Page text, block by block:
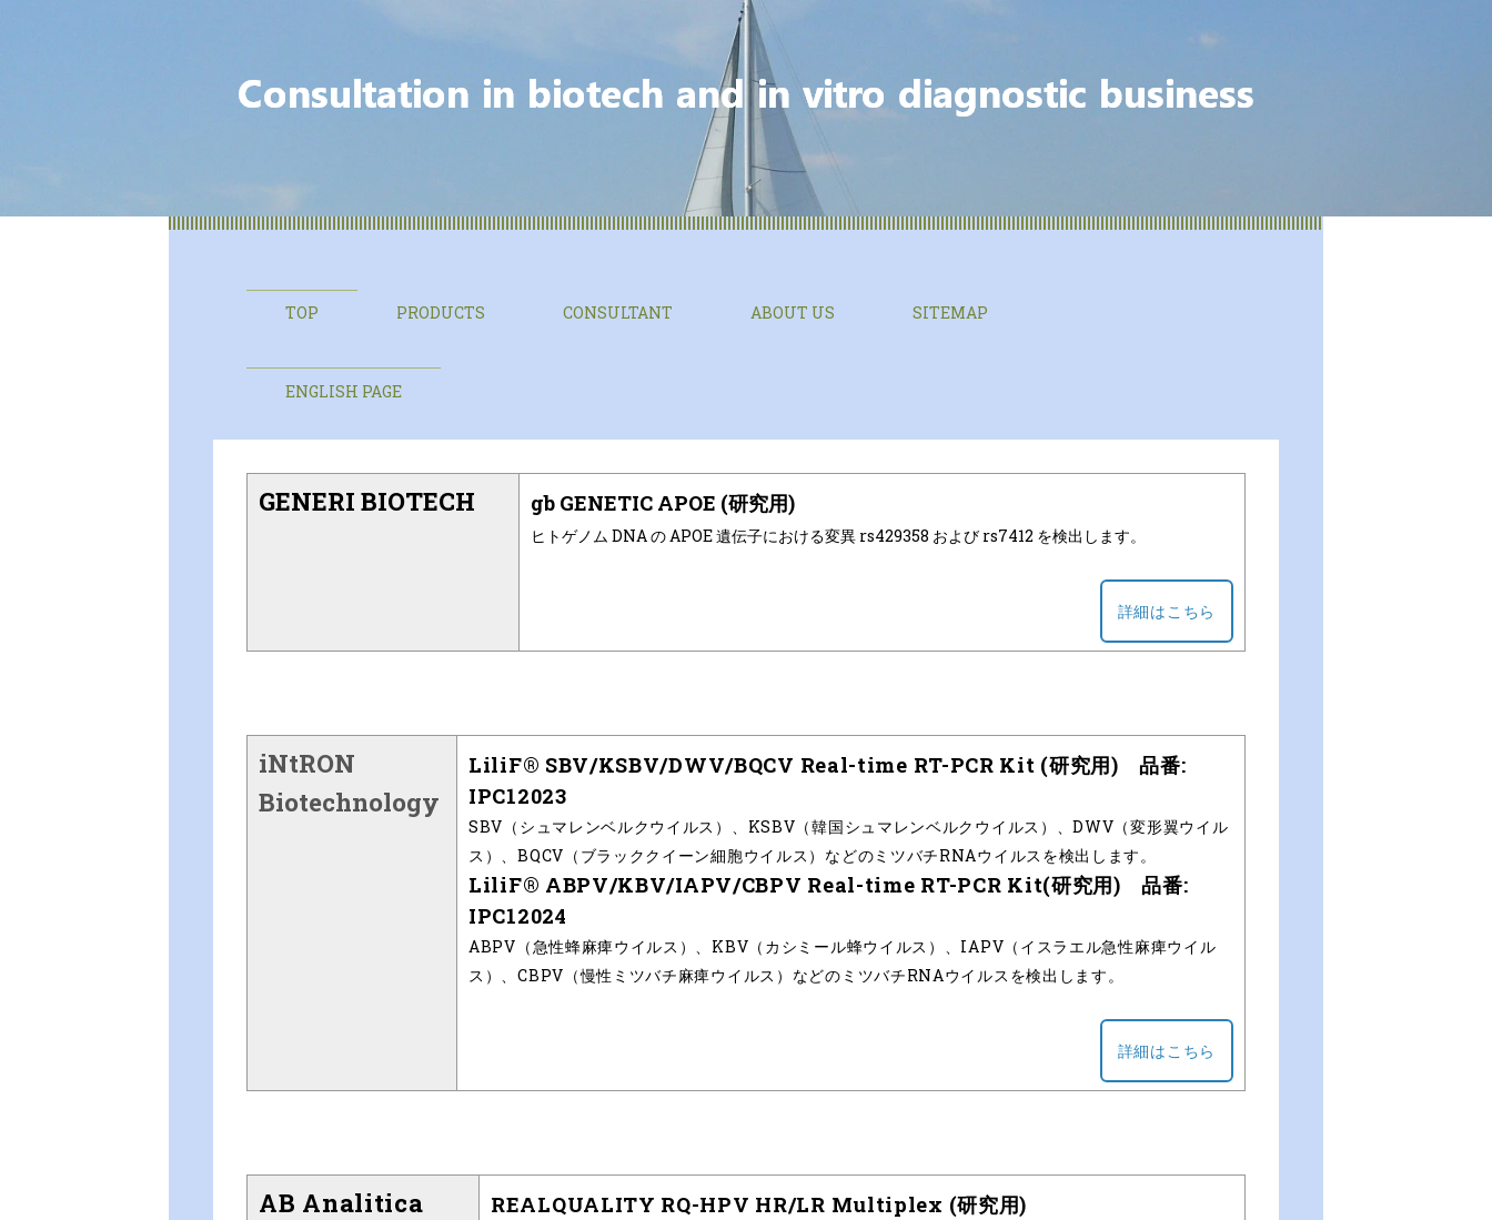
TOP PRODUCTS CONSULTANT ABOUT US SITEMAP
ENGLISH PAGE
GENERI BIOTECH gb GENETIC APOE (研究用)
ヒトゲノム DNA の APOE 遺伝子における変異 rs429358 および rs7412 を検出します。
詳細はこちら
iNtRON
Biotechnology
LiliF® SBV/KSBV/DWV/BQCV Real-time RT-PCR Kit (研究用) 品番:
IPC12023
SBV（シュマレンベルクウイルス）、KSBV（韓国シュマレンベルクウイルス）、DWV（変形翼ウイル
ス）、BQCV（ブラッククイーン細胞ウイルス）などのミツバチRNAウイルスを検出します。
LiliF® ABPV/KBV/IAPV/CBPV Real-time RT-PCR Kit(研究用) 品番:
IPC12024
ABPV（急性蜂麻痺ウイルス）、KBV（カシミール蜂ウイルス）、IAPV（イスラエル急性麻痺ウイル
ス）、CBPV（慢性ミツバチ麻痺ウイルス）などのミツバチRNAウイルスを検出します。
詳細はこちら
AB Analitica REALQUALITY RQ-HPV HR/LR Multiplex (研究用)